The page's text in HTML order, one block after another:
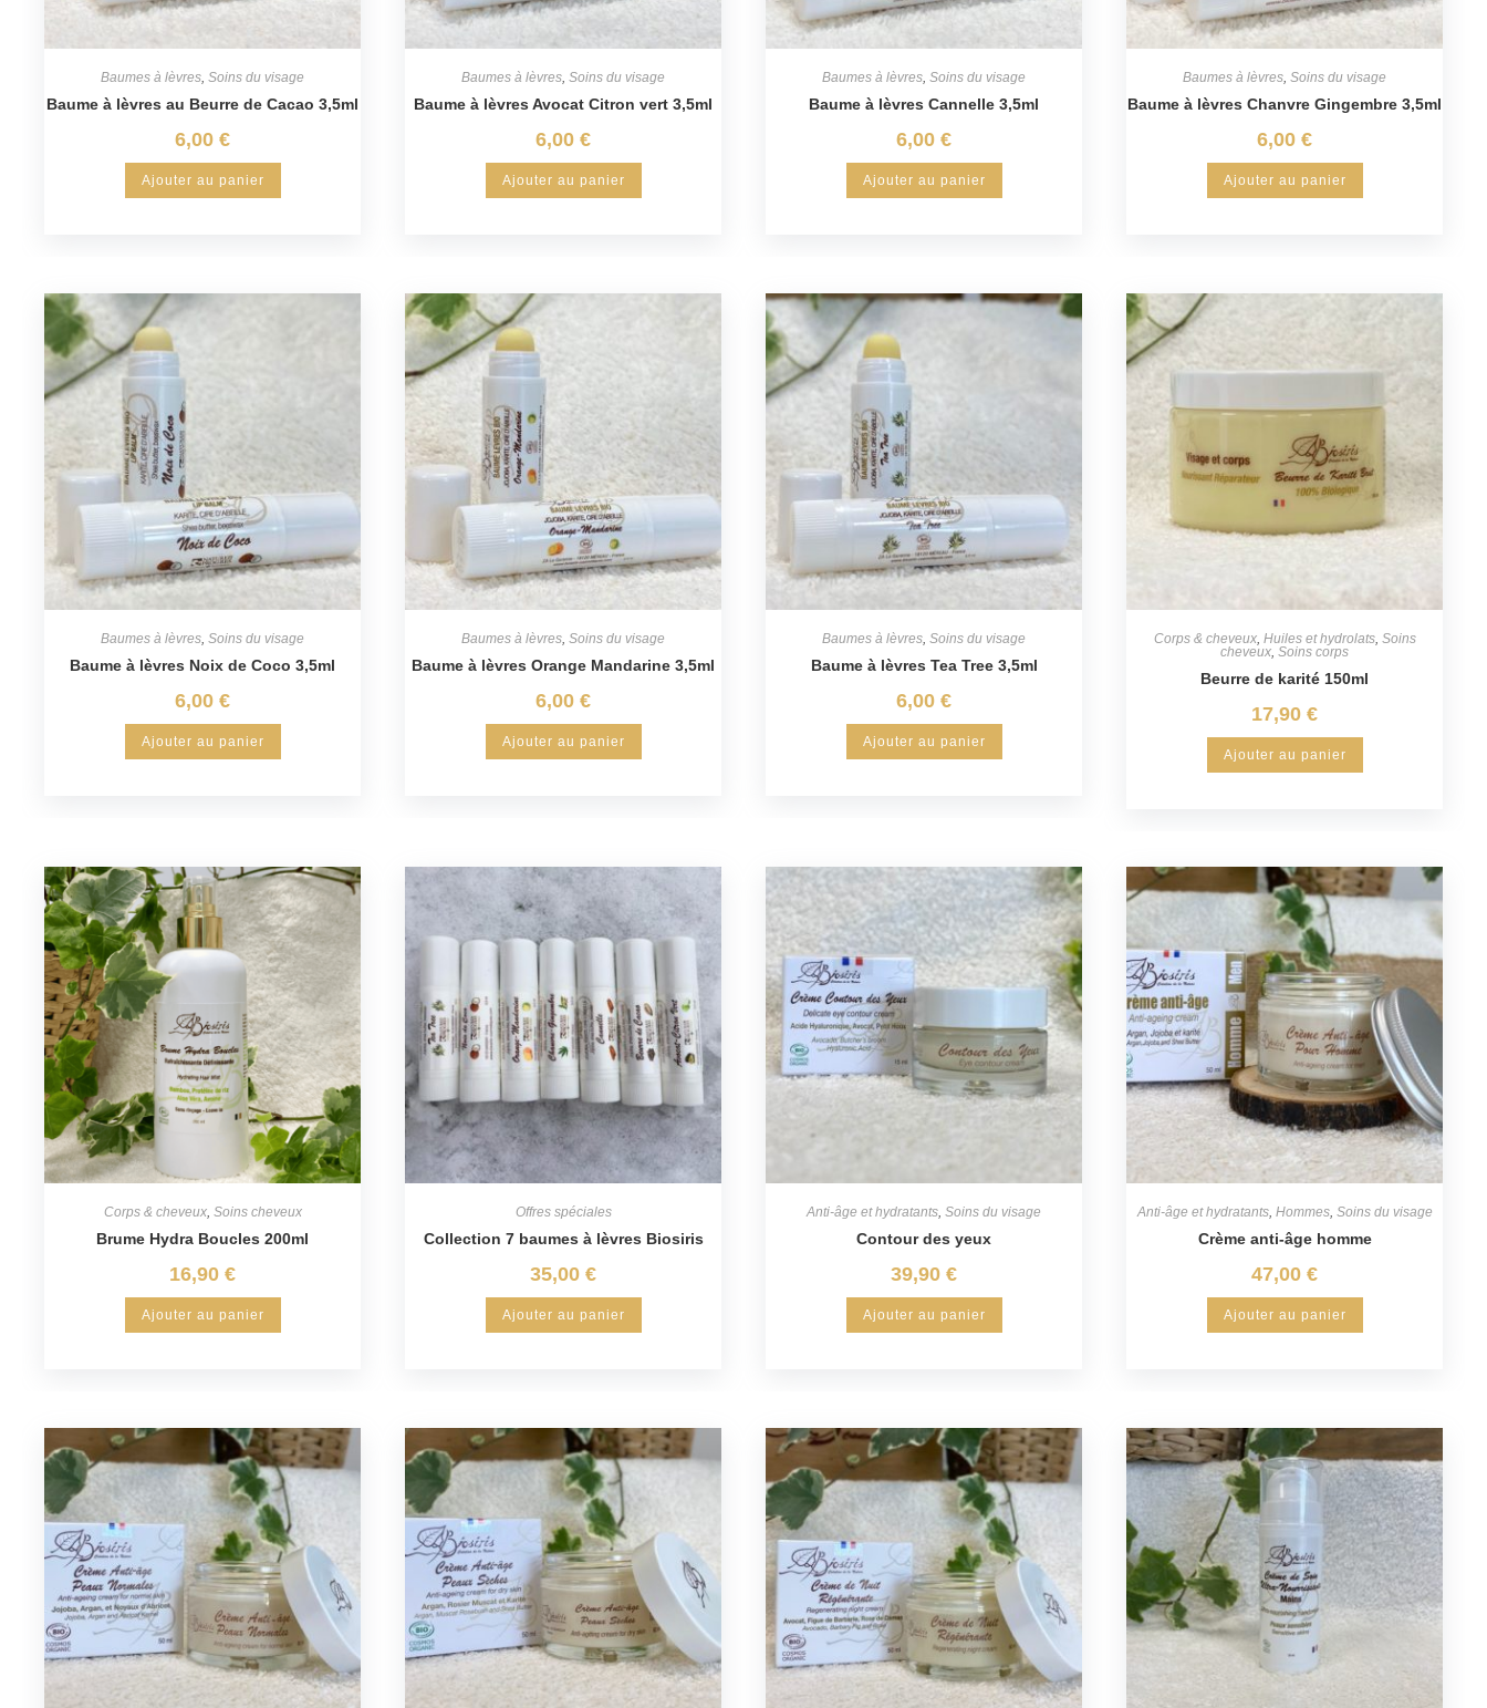
Baumes à lèvres, Soins du visage
Baume à lèvres au Beurre de Cacao 3,5ml
6,00 €
Ajouter au panier
Baumes à lèvres, Soins du visage
Baume à lèvres Avocat Citron vert 3,5ml
6,00 €
Ajouter au panier
Baumes à lèvres, Soins du visage
Baume à lèvres Cannelle 3,5ml
6,00 €
Ajouter au panier
Baumes à lèvres, Soins du visage
Baume à lèvres Chanvre Gingembre 3,5ml
6,00 €
Ajouter au panier
Baumes à lèvres Soins du visage
Baume à lèvres Noix de Coco 3,5ml
6,00 €
Ajouter au panier
Baumes à lèvres Soins du visage
Baume à lèvres Orange Mandarine 3,5ml
6,00 €
Ajouter au panier
Baumes à lèvres Soins du visage
Baume à lèvres Tea Tree 3,5ml
6,00 €
Ajouter au panier
Corps & cheveux, Huiles et hydrolats, Soins
cheveux Soins corps
Beurre de karité 150ml
17,90 €
Ajouter au panier
Corps & cheveux, Soins cheveux
Brume Hydra Boucles 200ml
16,90 €
Ajouter au panier
Offres spéciales
Collection 7 baumes à lèvres Biosiris
35,00 €
Ajouter au panier
Anti-âge et hydratants, Soins du visage
Contour des yeux
39,90 €
Ajouter au panier
Anti-âge et hydratants, Hommes, Soins du visage
Crème anti-âge homme
47,00 €
Ajouter au panier